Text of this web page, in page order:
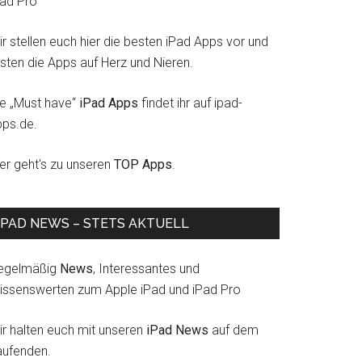
stellen euch hier die besten iPad Apps vor und
die Apps auf Herz und Nieren.
„Must have“ iPad Apps findet ihr auf ipad-
geht's zu unseren TOP Apps.
NEWS – STETS AKTUELL
News, Interessantes und
zum Apple iPad und iPad Pro
halten euch mit unseren iPad News auf dem